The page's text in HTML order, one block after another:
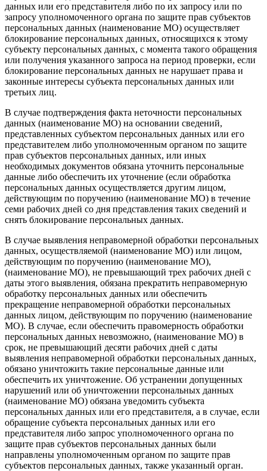
данных или его представителя либо по их запросу или по
запросу уполномоченного органа по защите прав субъектов
персональных данных (наименование МО) осуществляет
блокирование персональных данных, относящихся к этому
субъекту персональных данных, с момента такого обращения
или получения указанного запроса на период проверки, если
блокирование персональных данных не нарушает права и
законные интересы субъекта персональных данных или
третьих лиц.
В случае подтверждения факта неточности персональных
данных (наименование МО) на основании сведений,
представленных субъектом персональных данных или его
представителем либо уполномоченным органом по защите
прав субъектов персональных данных, или иных
необходимых документов обязана уточнить персональные
данные либо обеспечить их уточнение (если обработка
персональных данных осуществляется другим лицом,
действующим по поручению (наименование МО) в течение
семи рабочих дней со дня представления таких сведений и
снять блокирование персональных данных.
В случае выявления неправомерной обработки персональных
данных, осуществляемой (наименование МО) или лицом,
действующим по поручению (наименование МО),
(наименование МО), не превышающий трех рабочих дней с
даты этого выявления, обязана прекратить неправомерную
обработку персональных данных или обеспечить
прекращение неправомерной обработки персональных
данных лицом, действующим по поручению (наименование
МО). В случае, если обеспечить правомерность обработки
персональных данных невозможно, (наименование МО) в
срок, не превышающий десяти рабочих дней с даты
выявления неправомерной обработки персональных данных,
обязано уничтожить такие персональные данные или
обеспечить их уничтожение. Об устранении допущенных
нарушений или об уничтожении персональных данных
(наименование МО) обязана уведомить субъекта
персональных данных или его представителя, а в случае, если
обращение субъекта персональных данных или его
представителя либо запрос уполномоченного органа по
защите прав субъектов персональных данных были
направлены уполномоченным органом по защите прав
субъектов персональных данных, также указанный орган.